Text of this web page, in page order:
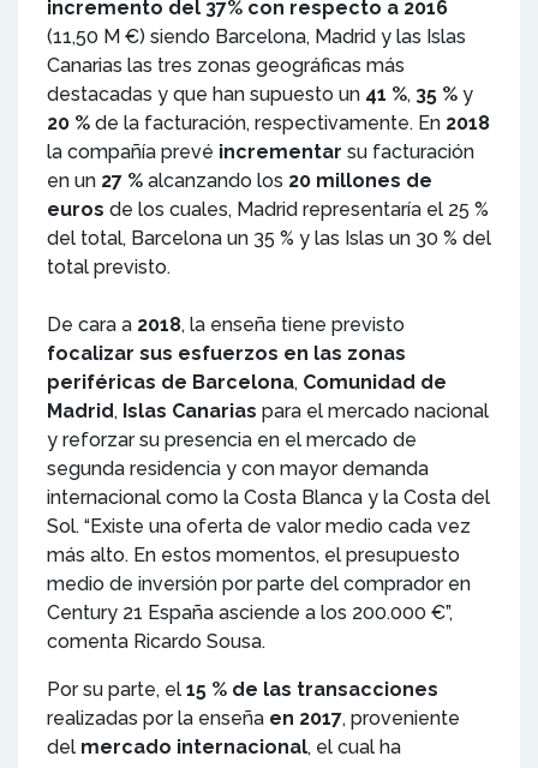
incremento del 37% con respecto a 2016
(11,50 M €) siendo Barcelona, Madrid y las Islas
Canarias las tres zonas geográficas más
destacadas y que han supuesto un 41 %, 35 % y
20 % de la facturación, respectivamente. En 2018
la compañía prevé incrementar su facturación
en un 27 % alcanzando los 20 millones de
euros de los cuales, Madrid representaría el 25 %
del total, Barcelona un 35 % y las Islas un 30 % del
total previsto.
De cara a 2018, la enseña tiene previsto
focalizar sus esfuerzos en las zonas
periféricas de Barcelona, Comunidad de
Madrid, Islas Canarias para el mercado nacional
y reforzar su presencia en el mercado de
segunda residencia y con mayor demanda
internacional como la Costa Blanca y la Costa del
Sol. “Existe una oferta de valor medio cada vez
más alto. En estos momentos, el presupuesto
medio de inversión por parte del comprador en
Century 21 España asciende a los 200.000 €”,
comenta Ricardo Sousa.
Por su parte, el 15 % de las transacciones
realizadas por la enseña en 2017, proveniente
del mercado internacional, el cual ha